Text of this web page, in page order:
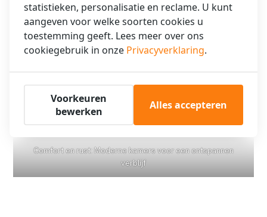
Comfort en rust: Moderne kamers voor een ontspannen
verblijf
statistieken, personalisatie en reclame. U kunt
aangeven voor welke soorten cookies u
toestemming geeft. Lees meer over ons
cookiegebruik in onze Privacyverklaring.
Voorkeuren
bewerken
Alles accepteren